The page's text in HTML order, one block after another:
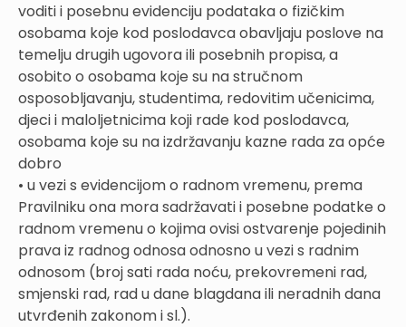
voditi i posebnu evidenciju podataka o fizičkim
osobama koje kod poslodavca obavljaju poslove na
temelju drugih ugovora ili posebnih propisa, a
osobito o osobama koje su na stručnom
osposobljavanju, studentima, redovitim učenicima,
djeci i maloljetnicima koji rade kod poslodavca,
osobama koje su na izdržavanju kazne rada za opće
dobro
• u vezi s evidencijom o radnom vremenu, prema
Pravilniku ona mora sadržavati i posebne podatke o
radnom vremenu o kojima ovisi ostvarenje pojedinih
prava iz radnog odnosa odnosno u vezi s radnim
odnosom (broj sati rada noću, prekovremeni rad,
smjenski rad, rad u dane blagdana ili neradnih dana
utvrđenih zakonom i sl.).